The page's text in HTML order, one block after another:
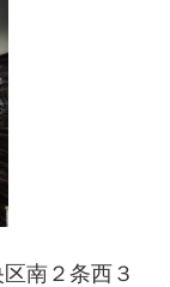
南２条西３